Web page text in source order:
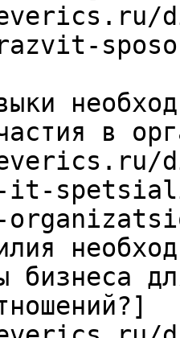
razvit-
в
it-
бизнеса